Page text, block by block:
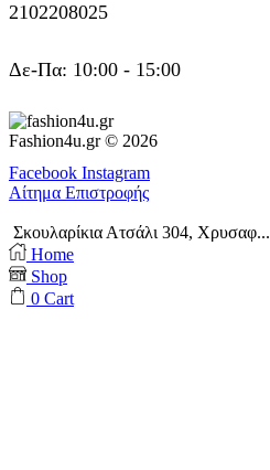
2102208025
Δε-Πα: 10:00 - 15:00
Fashion4u.gr © 2026
Facebook Instagram
Αίτημα Επιστροφής
Σκουλαρίκια Ατσάλι 304, Χρυσαφ...
Home
Shop
0 Cart